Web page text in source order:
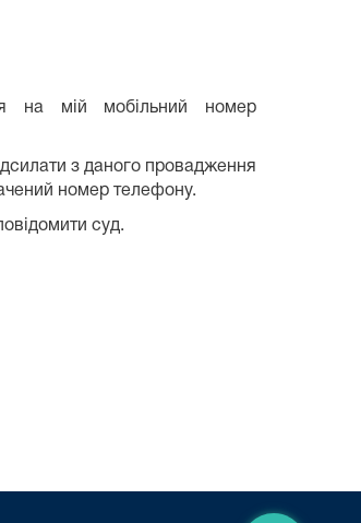
на мій мобільний номер
з даного провадження
номер телефону.
суд.